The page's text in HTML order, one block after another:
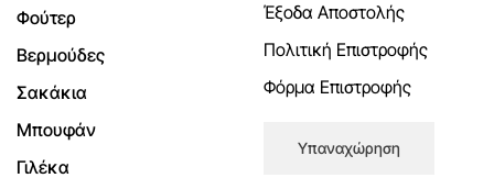
Φούτερ
Βερμούδες
Σακάκια
Μπουφάν
Γιλέκα
Έξοδα Αποστολής
Πολιτική Επιστροφής
Φόρμα Επιστροφής
Υπαναχώρηση